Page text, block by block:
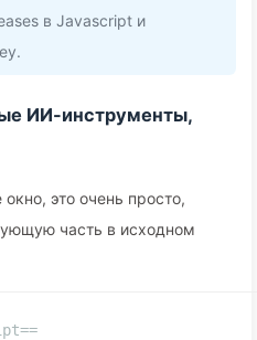
в Javascript и
ИИ-инструменты,
это очень просто,
часть в исходном